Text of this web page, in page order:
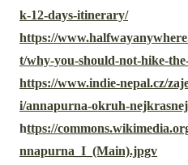
k-12-days-itinerary/
https://
t/why-you-should-not-hike-
https://www.indie-nepal.cz/
i/annapurna-okruh-
https://
nnapurna_I_(Main).jpgv